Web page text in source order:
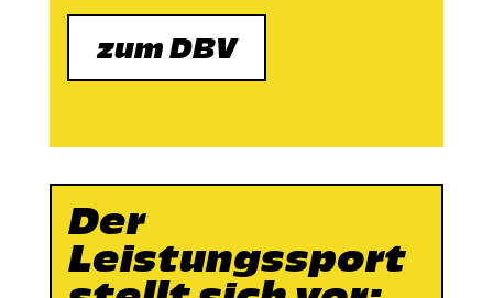
zum DBV
Der
Leistungssport